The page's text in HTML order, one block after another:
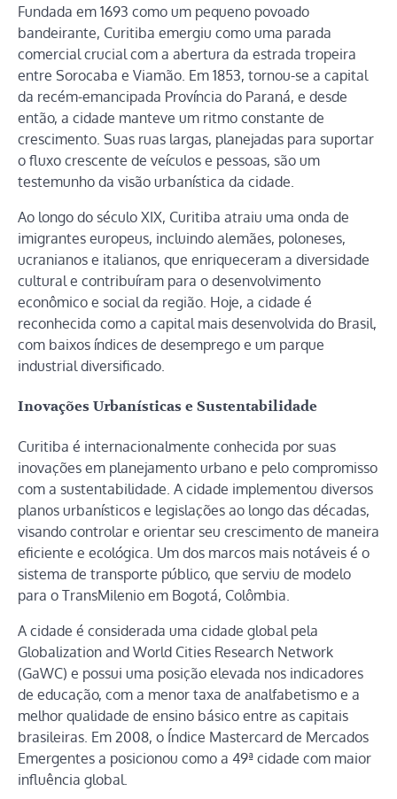
Fundada em 1693 como um pequeno povoado
bandeirante, Curitiba emergiu como uma parada
comercial crucial com a abertura da estrada tropeira
entre Sorocaba e Viamão. Em 1853, tornou-se a capital
da recém-emancipada Província do Paraná, e desde
então, a cidade manteve um ritmo constante de
crescimento. Suas ruas largas, planejadas para suportar
o fluxo crescente de veículos e pessoas, são um
testemunho da visão urbanística da cidade.
Ao longo do século XIX, Curitiba atraiu uma onda de
imigrantes europeus, incluindo alemães, poloneses,
ucranianos e italianos, que enriqueceram a diversidade
cultural e contribuíram para o desenvolvimento
econômico e social da região. Hoje, a cidade é
reconhecida como a capital mais desenvolvida do Brasil,
com baixos índices de desemprego e um parque
industrial diversificado.
Inovações Urbanísticas e Sustentabilidade
Curitiba é internacionalmente conhecida por suas
inovações em planejamento urbano e pelo compromisso
com a sustentabilidade. A cidade implementou diversos
planos urbanísticos e legislações ao longo das décadas,
visando controlar e orientar seu crescimento de maneira
eficiente e ecológica. Um dos marcos mais notáveis é o
sistema de transporte público, que serviu de modelo
para o TransMilenio em Bogotá, Colômbia.
A cidade é considerada uma cidade global pela
Globalization and World Cities Research Network
(GaWC) e possui uma posição elevada nos indicadores
de educação, com a menor taxa de analfabetismo e a
melhor qualidade de ensino básico entre as capitais
brasileiras. Em 2008, o Índice Mastercard de Mercados
Emergentes a posicionou como a 49ª cidade com maior
influência global.